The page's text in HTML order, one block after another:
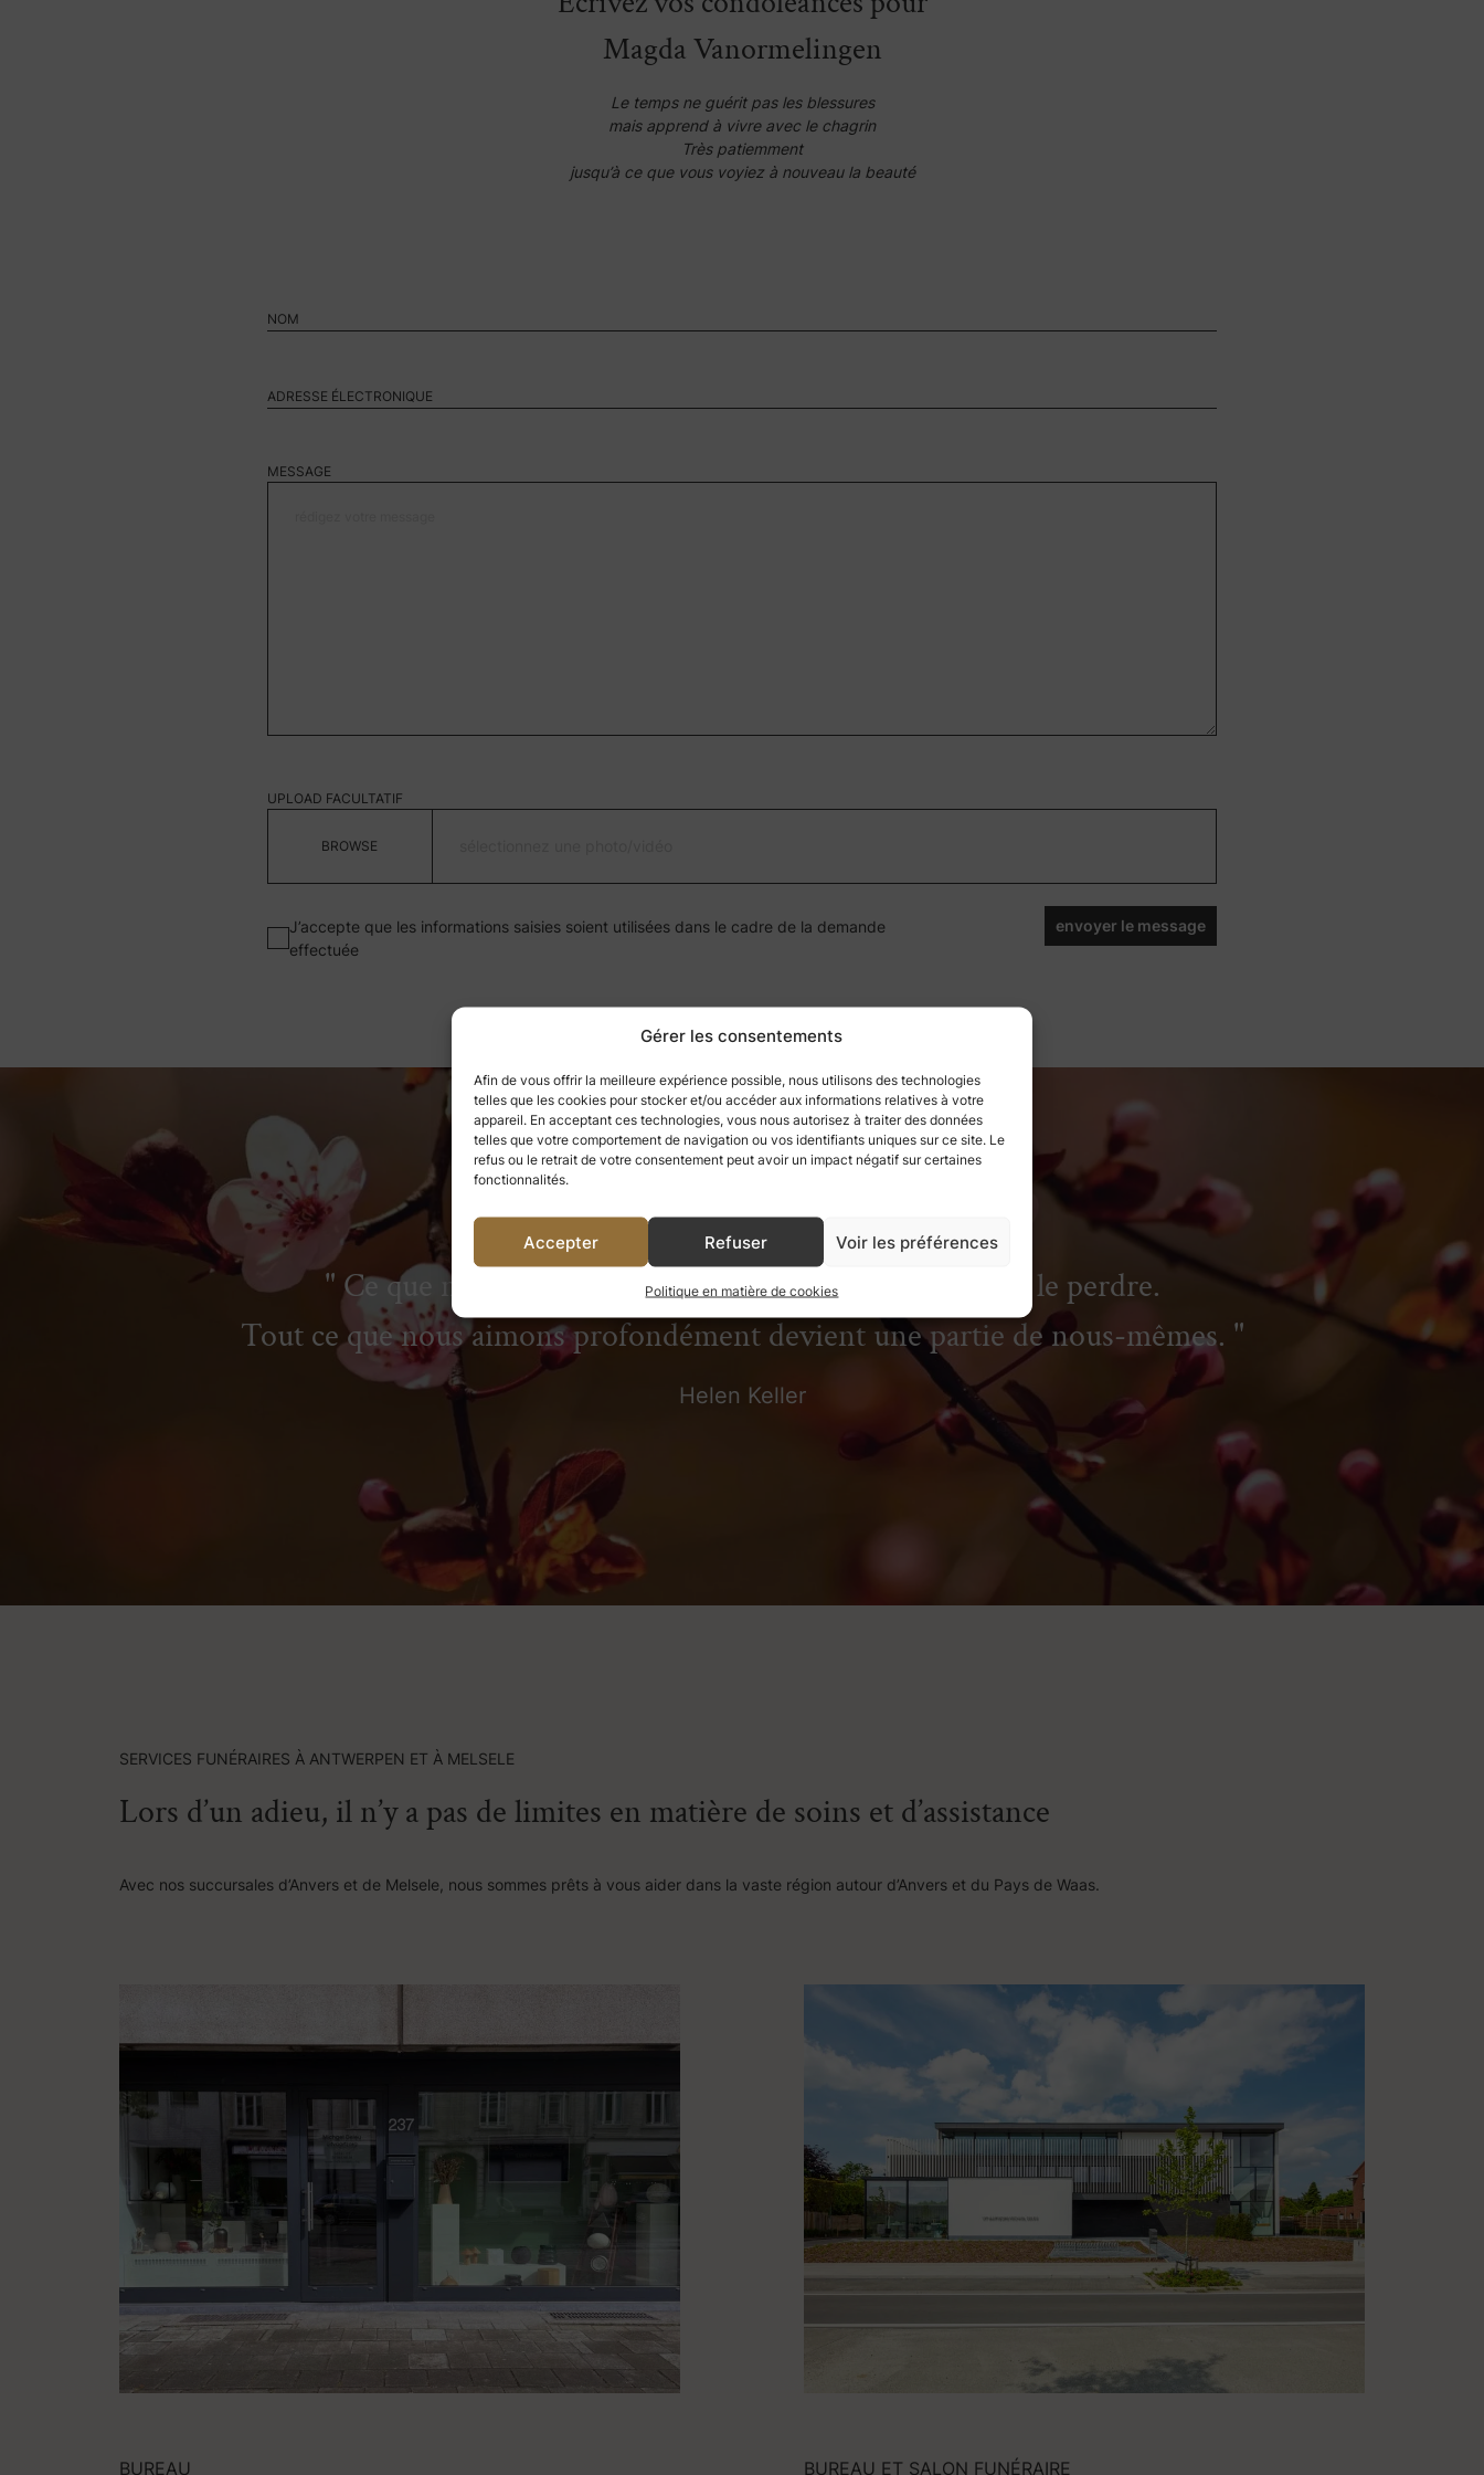
Gérer les consentements
Afin de vous offrir la meilleure expérience possible, nous utilisons des technologies
telles que les cookies pour stocker et/ou accéder aux informations relatives à votre
appareil. En acceptant ces technologies, vous nous autorisez à traiter des données
telles que votre comportement de navigation ou vos identifiants uniques sur ce site. Le
refus ou le retrait de votre consentement peut avoir un impact négatif sur certaines
fonctionnalités.
Accepter Refuser Voir les préférences
Politique en matière de cookies
Magda Vanormelingen
Le temps ne guérit pas les blessures
mais apprend à vivre avec le chagrin
Très patiemment
jusqu’à ce que vous voyiez à nouveau la beauté
MESSAGE
UPLOAD FACULTATIF
J’accepte que les informations saisies soient utilisées dans le cadre de la demande
effectuée
envoyer le message
Ce que nous avons apprécié, nous ne pouvons jamais le perdre.
Tout ce que nous aimons profondément devient une partie de nous-mêmes.
Helen Keller
SERVICES FUNÉRAIRES À ANTWERPEN ET À MELSELE
Lors d’un adieu, il n’y a pas de limites en matière de soins et d’assistance
Avec nos succursales d’Anvers et de Melsele, nous sommes prêts à vous aider dans la vaste région autour d’Anvers et du Pays de Waas.
BUREAU BUREAU ET SALON FUNÉRAIRE